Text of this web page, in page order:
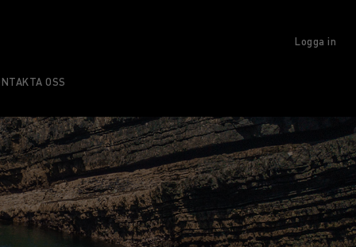
Logga in
OSS